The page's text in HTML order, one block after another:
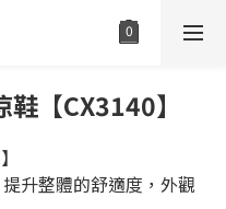
【CX3140】
升整體的舒適度，外觀